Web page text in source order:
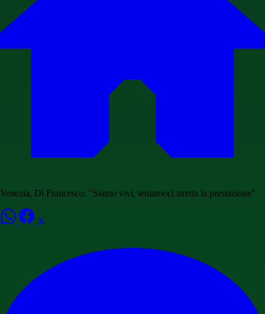
Venezia, Di Francesco: "Siamo vivi, teniamoci stretta la prestazione"